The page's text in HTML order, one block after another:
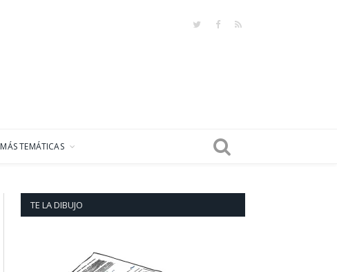
TwitterFacebook
RSS
MÁS TEMÁTICAS
TE LA DIBUJO